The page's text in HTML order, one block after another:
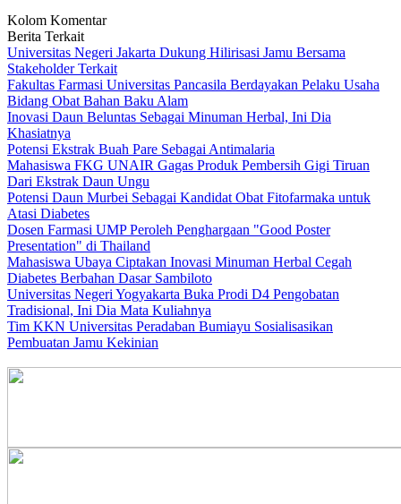
Kolom Komentar
Berita Terkait
Universitas Negeri Jakarta Dukung Hilirisasi Jamu Bersama
Stakeholder Terkait
Fakultas Farmasi Universitas Pancasila Berdayakan Pelaku Usaha
Bidang Obat Bahan Baku Alam
Inovasi Daun Beluntas Sebagai Minuman Herbal, Ini Dia
Khasiatnya
Potensi Ekstrak Buah Pare Sebagai Antimalaria
Mahasiswa FKG UNAIR Gagas Produk Pembersih Gigi Tiruan
Dari Ekstrak Daun Ungu
Potensi Daun Murbei Sebagai Kandidat Obat Fitofarmaka untuk
Atasi Diabetes
Dosen Farmasi UMP Peroleh Penghargaan "Good Poster
Presentation" di Thailand
Mahasiswa Ubaya Ciptakan Inovasi Minuman Herbal Cegah
Diabetes Berbahan Dasar Sambiloto
Universitas Negeri Yogyakarta Buka Prodi D4 Pengobatan
Tradisional, Ini Dia Mata Kuliahnya
Tim KKN Universitas Peradaban Bumiayu Sosialisasikan
Pembuatan Jamu Kekinian